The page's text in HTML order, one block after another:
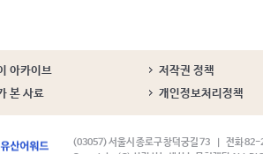
아카이브 저작권 정책
본 사료 개인정보처리정책
(03057) 서울시 종로구 창덕궁길 73 전화